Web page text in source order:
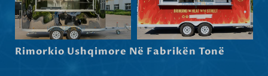
Rimorkio Ushqimore Në Fabrikën Tonë
Slovenščina
Latviešu valoda
Dansk